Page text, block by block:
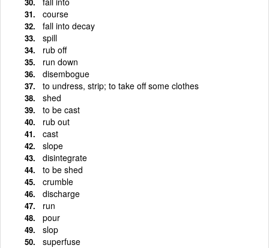
course
fall into decay
spill
rub off
run down
disembogue
to undress, strip; to take off some clothes
shed
to be cast
rub out
cast
slope
disintegrate
to be shed
crumble
discharge
run
pour
slop
superfuse